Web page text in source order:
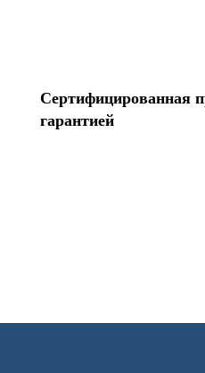
Сертифицированная
гарантией